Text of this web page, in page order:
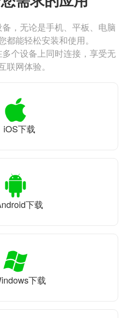
，无论是手机、平板、电脑
都能轻松安装和使用。
个设备上同时连接，享受无
联网体验。
iOS下载
下载
下载